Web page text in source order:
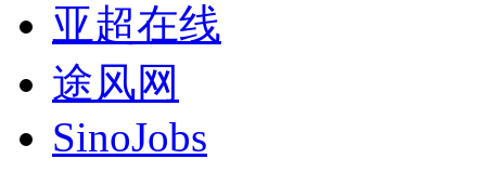
亚超在线
途风网
SinoJobs